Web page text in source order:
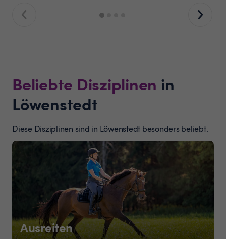
Beliebte Disziplinen in
Löwenstedt
Diese Disziplinen sind in Löwenstedt besonders beliebt.
Ausreiten